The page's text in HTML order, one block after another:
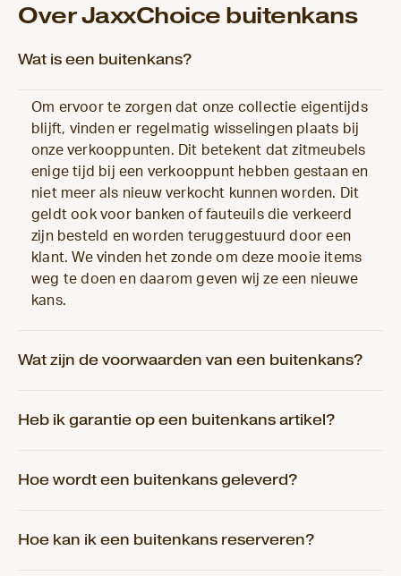
Over JaxxChoice buitenkans
Wat is een buitenkans?
Om ervoor te zorgen dat onze collectie eigentijds
blijft, vinden er regelmatig wisselingen plaats bij
onze verkooppunten. Dit betekent dat zitmeubels
enige tijd bij een verkooppunt hebben gestaan en
niet meer als nieuw verkocht kunnen worden. Dit
geldt ook voor banken of fauteuils die verkeerd
zijn besteld en worden teruggestuurd door een
klant. We vinden het zonde om deze mooie items
weg te doen en daarom geven wij ze een nieuwe
kans.
Wat zijn de voorwaarden van een buitenkans?
Heb ik garantie op een buitenkans artikel?
Hoe wordt een buitenkans geleverd?
Hoe kan ik een buitenkans reserveren?